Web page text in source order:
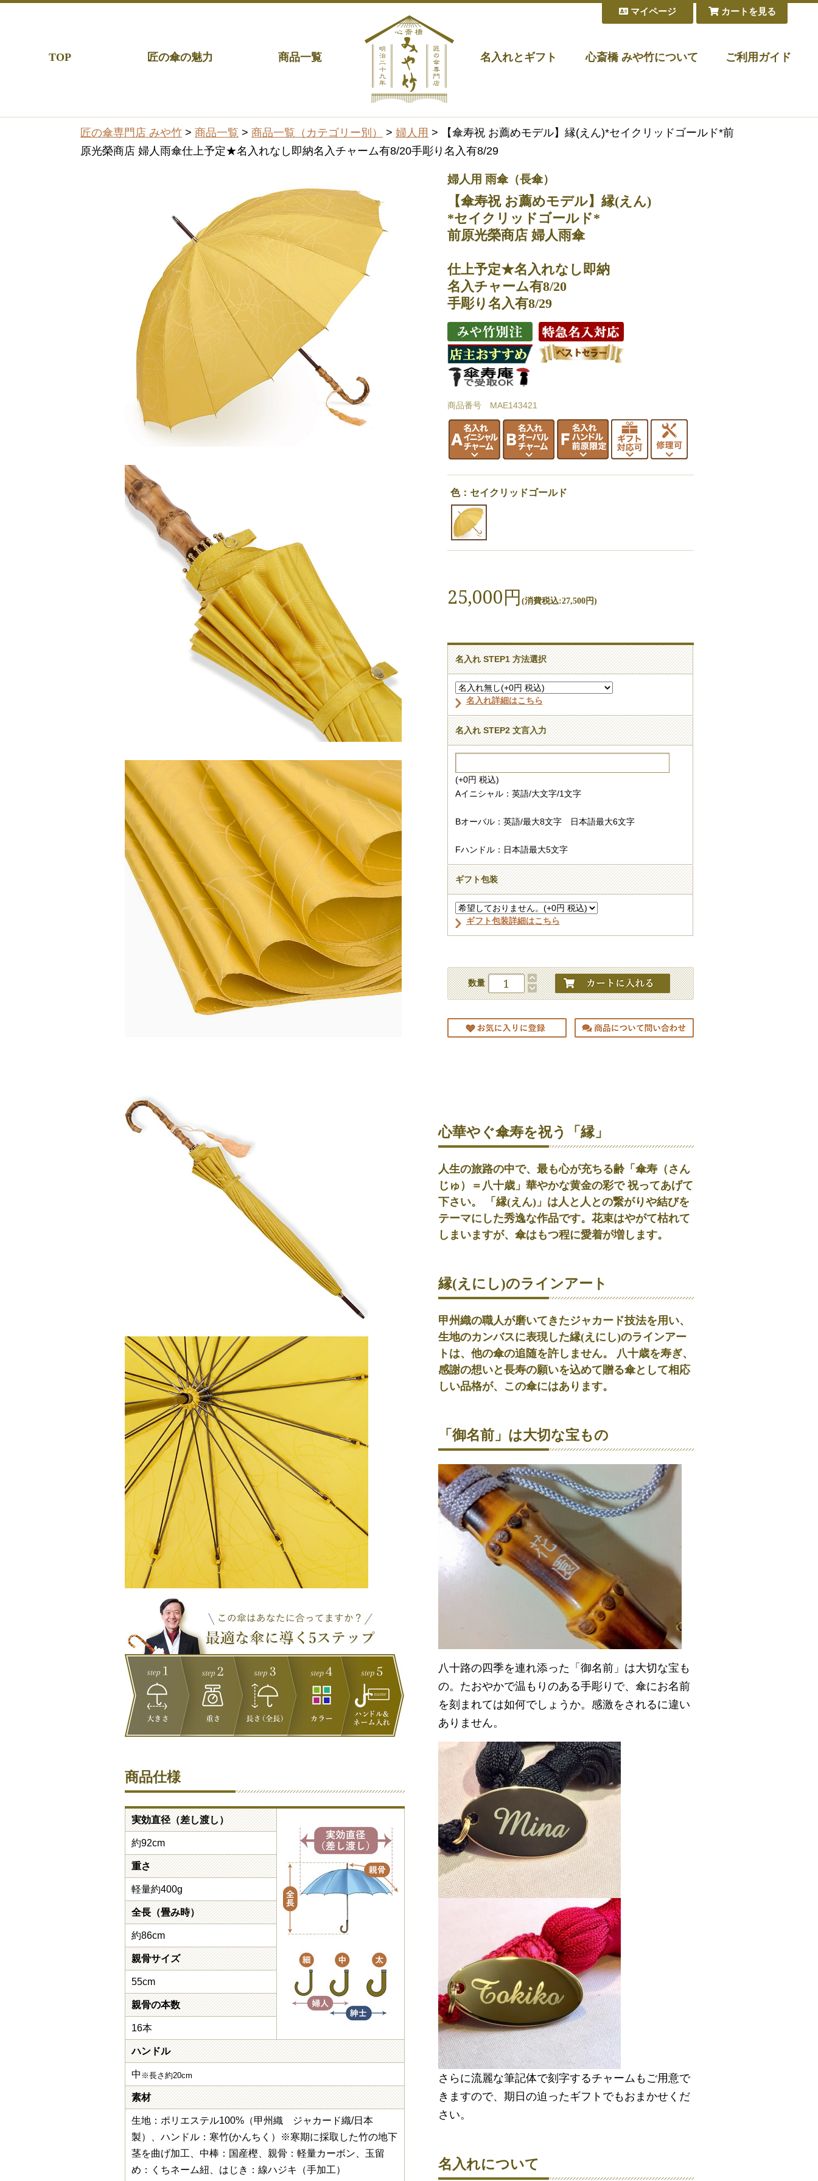
TOP 匠の傘の魅力 商品一覧 名入れとギフト 心斎橋 みや竹について ご利用ガイド
カートを見る
マイページ
匠の傘専門店 みや竹 > 商品一覧 > 商品一覧（カテゴリー別） > 婦人用 > 【傘寿祝 お薦めモデル】縁(えん)*セイクリッドゴールド*前
原光榮商店 婦人雨傘仕上予定★名入れなし即納名入チャーム有8/20手彫り名入有8/29
婦人用 雨傘（長傘）
【傘寿祝 お薦めモデル】縁(えん)
*セイクリッドゴールド*
前原光榮商店 婦人雨傘
仕上予定★名入れなし即納
名入チャーム有8/20
手彫り名入有8/29
商品番号 MAE143421
色：セイクリッドゴールド
25,000円 (消費税込:27,500円)
名入れ STEP1 方法選択
名入れ詳細はこちら
名入れ STEP2 文言入力
(+0円 税込)
Aイニシャル：英語/大文字/1文字
Bオーバル：英語/最大8文字 日本語最大6文字
Fハンドル：日本語最大5文字
ギフト包装
ギフト包装詳細はこちら
数量
商品仕様
実効直径（差し渡し）
約92cm
重さ
軽量約400g
全長（畳み時）
約86cm
親骨サイズ
55cm
親骨の本数
16本
ハンドル
中 ※長さ約20cm
素材
生地：ポリエステル100%（甲州織 ジャカード織/日本
製）、ハンドル：寒竹(かんちく）※寒期に採取した竹の地下
茎を曲げ加工、中棒：国産樫、親骨：軽量カーボン、玉留
め：くちネーム紐、はじき：線ハジキ（手加工）
心華やぐ傘寿を祝う「縁」
人生の旅路の中で、最も心が充ちる齢「傘寿（さん
じゅ）＝八十歳」華やかな黄金の彩で 祝ってあげて
下さい。 「縁(えん)」は人と人との繋がりや結びを
テーマにした秀逸な作品です。花束はやがて枯れて
しまいますが、傘はもつ程に愛着が増します。
縁(えにし)のラインアート
甲州織の職人が磨いてきたジャカード技法を用い、
生地のカンバスに表現した縁(えにし)のラインアー
トは、他の傘の追随を許しません。 八十歳を寿ぎ、
感謝の想いと長寿の願いを込めて贈る傘として相応
しい品格が、この傘にはあります。
「御名前」は大切な宝もの
八十路の四季を連れ添った「御名前」は大切な宝も
の。たおやかで温もりのある手彫りで、傘にお名前
を刻まれては如何でしょうか。感激をされるに違い
ありません。
さらに流麗な筆記体で刻字するチャームもご用意で
きますので、期日の迫ったギフトでもおまかせくだ
さい。
名入れについて